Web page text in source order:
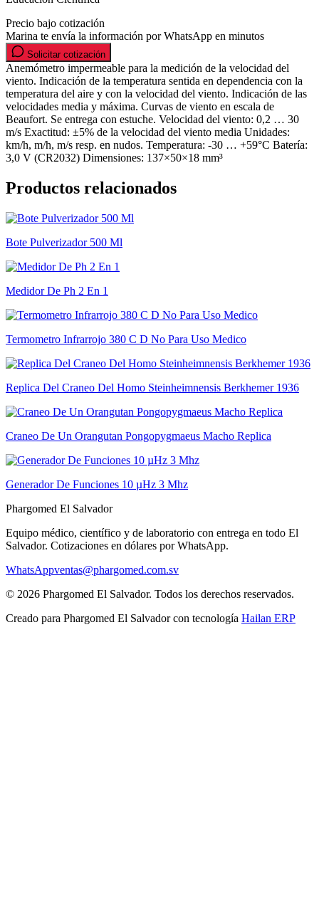
Precio bajo cotización
Marina te envía la información por WhatsApp en minutos
Solicitar cotización
Anemómetro impermeable para la medición de la velocidad del
viento. Indicación de la temperatura sentida en dependencia con la
temperatura del aire y con la velocidad del viento. Indicación de las
velocidades media y máxima. Curvas de viento en escala de
Beaufort. Se entrega con estuche. Velocidad del viento: 0,2 … 30
m/s Exactitud: ±5% de la velocidad del viento media Unidades:
km/h, m/h, m/s resp. en nudos. Temperatura: -30 … +59°C Batería:
3,0 V (CR2032) Dimensiones: 137×50×18 mm³
Productos relacionados
Bote Pulverizador 500 Ml
Medidor De Ph 2 En 1
Termometro Infrarrojo 380 C D No Para Uso Medico
Replica Del Craneo Del Homo Steinheimnensis Berkhemer 1936
Craneo De Un Orangutan Pongopygmaeus Macho Replica
Generador De Funciones 10 µHz 3 Mhz
Phargomed El Salvador
Equipo médico, científico y de laboratorio con entrega en todo El
Salvador. Cotizaciones en dólares por WhatsApp.
WhatsAppventas@phargomed.com.sv
© 2026 Phargomed El Salvador. Todos los derechos reservados.
Creado para Phargomed El Salvadorcon tecnología Hailan ERP